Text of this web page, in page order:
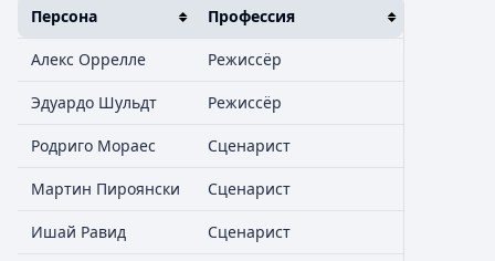
Персона Профессия
Алекс Оррелле Режиссёр
Эдуардо Шульдт Режиссёр
Родриго Мораес Сценарист
Мартин Пироянски Сценарист
Ишай Равид Сценарист